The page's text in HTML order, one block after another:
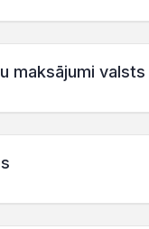
maksājumi